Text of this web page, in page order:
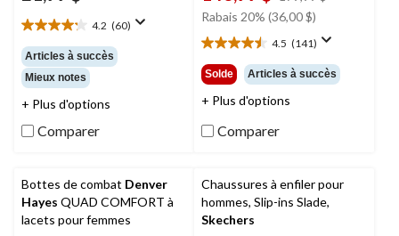
4.2 (60)
4.2
étoile(s)
sur
5.
60
Articles à succès
Mieux notes
+ Plus d'options
Comparer
Rabais 20% (36,00 $)
4.5 (141)
4.5
étoile(s)
sur
5.
évaluations
Solde Articles à succès
+ Plus d'options
Comparer
Bottes de combat Denver
Hayes QUAD COMFORT à
lacets pour femmes
Chaussures à enfiler pour
hommes, Slip-ins Slade,
Skechers